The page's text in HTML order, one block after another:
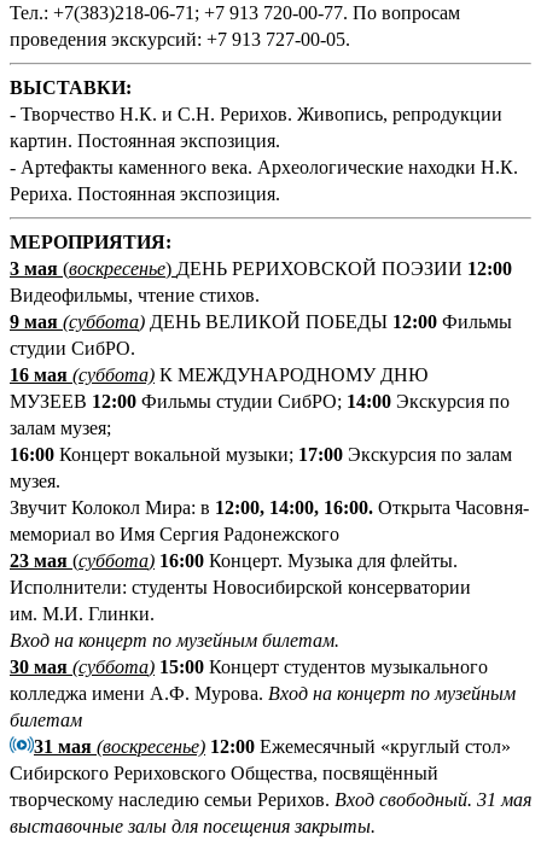
Тел.: +7(383)218-06-71; +7 913 720-00-77. По вопросам
проведения экскурсий: +7 913 727-00-05.
ВЫСТАВКИ:
- Творчество Н.К. и С.Н. Рерихов. Живопись, репродукции
картин. Постоянная экспозиция.
- Артефакты каменного века. Археологические находки Н.К.
Рериха. Постоянная экспозиция.
МЕРОПРИЯТИЯ:
3 мая (воскресенье) ДЕНЬ РЕРИХОВСКОЙ ПОЭЗИИ 12:00
Видеофильмы, чтение стихов.
9 мая (суббота) ДЕНЬ ВЕЛИКОЙ ПОБЕДЫ 12:00 Фильмы
студии СибРО.
16 мая (суббота) К МЕЖДУНАРОДНОМУ ДНЮ
МУЗЕЕВ 12:00 Фильмы студии СибРО; 14:00 Экскурсия по
залам музея;
16:00 Концерт вокальной музыки; 17:00 Экскурсия по залам
музея.
Звучит Колокол Мира: в 12:00, 14:00, 16:00. Открыта Часовня-
мемориал во Имя Сергия Радонежского
23 мая (суббота) 16:00 Концерт. Музыка для флейты.
Исполнители: студенты Новосибирской консерватории
им. М.И. Глинки.
Вход на концерт по музейным билетам.
30 мая (суббота) 15:00 Концерт студентов музыкального
колледжа имени А.Ф. Мурова. Вход на концерт по музейным
билетам
31 мая (воскресенье) 12:00 Ежемесячный «круглый стол»
Сибирского Рериховского Общества, посвящённый
творческому наследию семьи Рерихов. Вход свободный. 31 мая
выставочные залы для посещения закрыты.